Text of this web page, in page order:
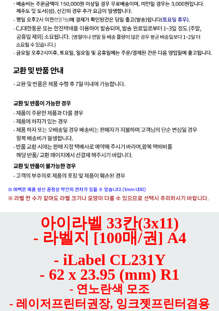
아이라벨 33칸(3x11)
- 라벨지 [100매/권] A4
- iLabel CL231Y
- 62 x 23.95 (mm) R1
- 연노란색 모조
- 레이저프린터권장, 잉크젯프린터겸용